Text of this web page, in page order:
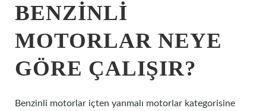
BENZINLI
MOTORLAR NEYE
GÖRE ÇALIŞIR?
Benzinli motorlar içten yanmalı motorlar kategorisine